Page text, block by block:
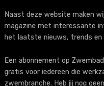
Naast deze website maken
magazine met interessante
het laatste nieuws, trends en
Een abonnement op
gratis voor iedereen die
zwembranche. Heb jij nog geen